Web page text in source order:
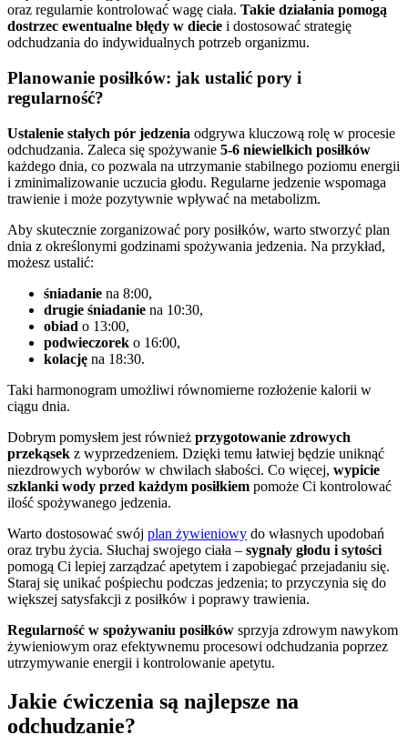
oraz regularnie kontrolować wagę ciała. Takie działania pomogą
dostrzec ewentualne błędy w diecie i dostosować strategię
odchudzania do indywidualnych potrzeb organizmu.
Planowanie posiłków: jak ustalić pory i
regularność?
Ustalenie stałych pór jedzenia odgrywa kluczową rolę w procesie
odchudzania. Zaleca się spożywanie 5-6 niewielkich posiłków
każdego dnia, co pozwala na utrzymanie stabilnego poziomu energii
i zminimalizowanie uczucia głodu. Regularne jedzenie wspomaga
trawienie i może pozytywnie wpływać na metabolizm.
Aby skutecznie zorganizować pory posiłków, warto stworzyć plan
dnia z określonymi godzinami spożywania jedzenia. Na przykład,
możesz ustalić:
śniadanie na 8:00,
drugie śniadanie na 10:30,
obiad o 13:00,
podwieczorek o 16:00,
kolację na 18:30.
Taki harmonogram umożliwi równomierne rozłożenie kalorii w
ciągu dnia.
Dobrym pomysłem jest również przygotowanie zdrowych
przekąsek z wyprzedzeniem. Dzięki temu łatwiej będzie uniknąć
niezdrowych wyborów w chwilach słabości. Co więcej, wypicie
szklanki wody przed każdym posiłkiem pomoże Ci kontrolować
ilość spożywanego jedzenia.
Warto dostosować swój plan żywieniowy do własnych upodobań
oraz trybu życia. Słuchaj swojego ciała – sygnały głodu i sytości
pomogą Ci lepiej zarządzać apetytem i zapobiegać przejadaniu się.
Staraj się unikać pośpiechu podczas jedzenia; to przyczynia się do
większej satysfakcji z posiłków i poprawy trawienia.
Regularność w spożywaniu posiłków sprzyja zdrowym nawykom
żywieniowym oraz efektywnemu procesowi odchudzania poprzez
utrzymywanie energii i kontrolowanie apetytu.
Jakie ćwiczenia są najlepsze na
odchudzanie?